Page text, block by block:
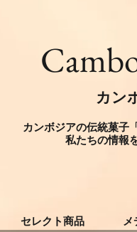
カン
カンボジアの伝統菓子
私たちの情報
セレクト商品 メ